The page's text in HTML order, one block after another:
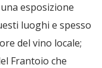
esposizione
luoghi e spesso
del vino locale;
Frantoio che